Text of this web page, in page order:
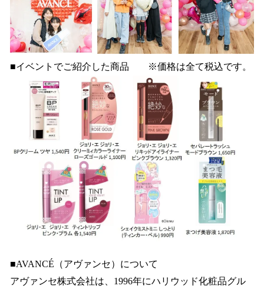
■イベントでご紹介した商品 ※価格は全て税込です。
■AVANCÉ（アヴァンセ）について
アヴァンセ株式会社は、1996年にハリウッド化粧品グル